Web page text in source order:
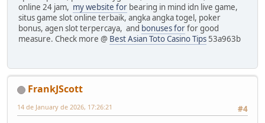
online 24 jam, my website for bearing in mind idn live game,
situs game slot online terbaik, angka angka togel, poker
bonus, agen slot terpercaya, and bonuses forfor good
measure. Check more @ Best Asian Toto Casino Tips 53a963b
FrankJScott
#4
14 de January de 2026, 17:26:21